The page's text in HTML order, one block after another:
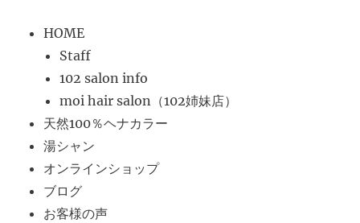
HOME
Staff
102 salon info
moi hair salon（102姉妹店）
天然100％ヘナカラー
湯シャン
オンラインショップ
ブログ
お客様の声